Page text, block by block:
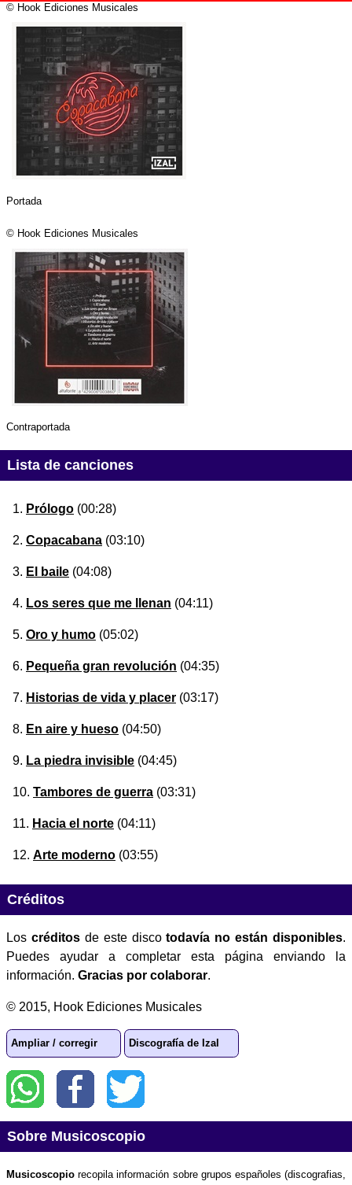
© Hook Ediciones Musicales
Portada
© Hook Ediciones Musicales
Contraportada
Lista de canciones
Prólogo (00:28)
Copacabana (03:10)
El baile (04:08)
Los seres que me llenan (04:11)
Oro y humo (05:02)
Pequeña gran revolución (04:35)
Historias de vida y placer (03:17)
En aire y hueso (04:50)
La piedra invisible (04:45)
Tambores de guerra (03:31)
Hacia el norte (04:11)
Arte moderno (03:55)
Créditos
Los créditosde este discotodavía no están disponibles.
Puedes ayudar a completar esta página enviando la
información. Gracias por colaborar.
© 2015, Hook Ediciones Musicales
Ampliar / corregir Discografía de Izal
Sobre Musicoscopio
Musicoscopio recopila información sobre grupos españoles (discografias,